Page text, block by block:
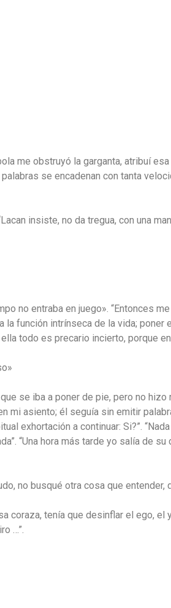
me obstruyó la garganta, atribuí
se encadenan con tanta
insiste, no da tregua, con una
no entraba en juego». “Entonces
función intrínseca de la vida;
todo es precario incierto, porque
se iba a poner de pie, pero no
mi asiento; él seguía sin emitir
exhortación a continuar: Si?”.
“Una hora más tarde yo salía
no busqué otra cosa que
coraza, tenía que desinflar el ego,
…”.